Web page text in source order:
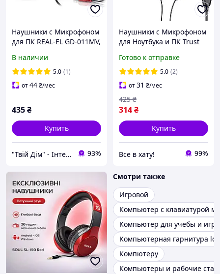
Наушники с Микрофоном
для ПК REAL-EL GD-011MV,
компьютерные,
гарнитура для
компьютера
В наличии
5.0 (1)
от44₴/мес
435₴
Купить
"Твій Дім" - Інтернет-гіпермаркет 93%
Наушники с Микрофоном
для Ноутбука и ПК Trust
компьютерные,
гарнитура для
компьютера
Готово к отправке
5.0 (2)
от31 ₴/мес
314₴
425 ₴
Купить
Все в хату! 99%
Смотри также
Игровой
Компьютер с клавиатурой
Компьютер для учебы и игр
Компьютерная гарнитура
Компютеру
Компьютеры и рабочие